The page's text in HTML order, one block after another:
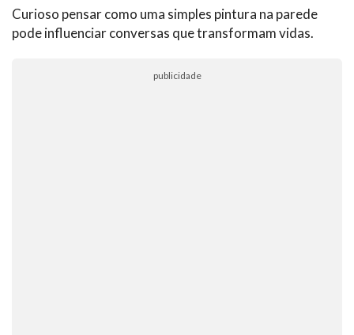
Curioso pensar como uma simples pintura na parede
pode influenciar conversas que transformam vidas.
publicidade